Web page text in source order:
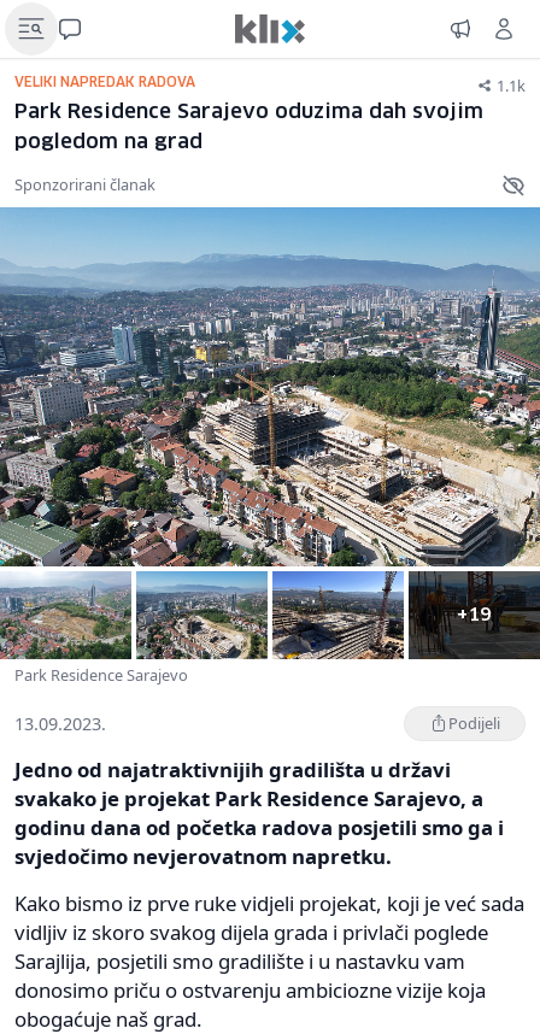
VELIKI NAPREDAK RADOVA 1.1k
Park Residence Sarajevo oduzima dah svojim
pogledom na grad
Sponzorirani članak
+19
Park Residence Sarajevo
13.09.2023. Podijeli
Jedno od najatraktivnijih gradilišta u državi
svakako je projekat Park Residence Sarajevo, a
godinu dana od početka radova posjetili smo ga i
svjedočimo nevjerovatnom napretku.
Kako bismo iz prve ruke vidjeli projekat, koji je već sada
vidljiv iz skoro svakog dijela grada i privlači poglede
Sarajlija, posjetili smo gradilište i u nastavku vam
donosimo priču o ostvarenju ambiciozne vizije koja
obogaćuje naš grad.